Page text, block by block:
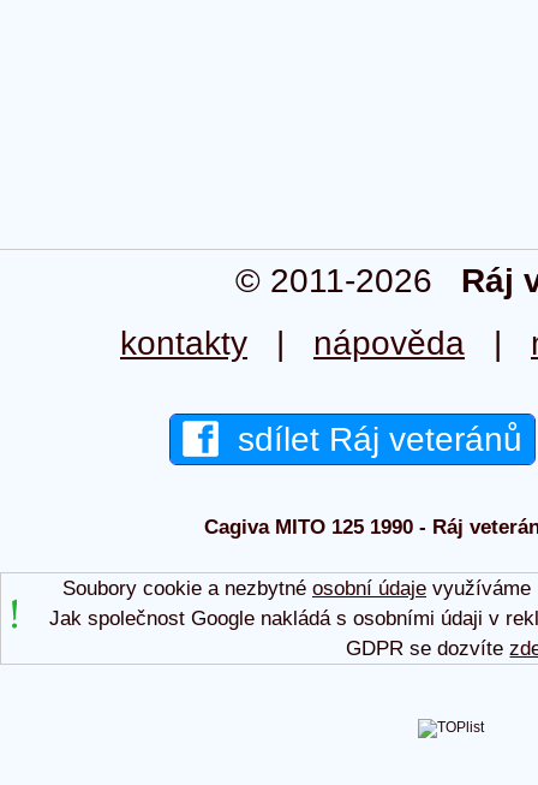
© 2011-2026 Ráj
kontakty | nápověda |
sdílet Ráj veteránů
Cagiva MITO 125 1990 - Ráj
Soubory cookie a nezbytné osobní údajevyužíváme
Jak společnost Google nakládá s osobními údaji v
GDPR se dozvíte